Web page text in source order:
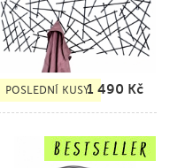
POSLEDNÍ KUSY1 490 Kč